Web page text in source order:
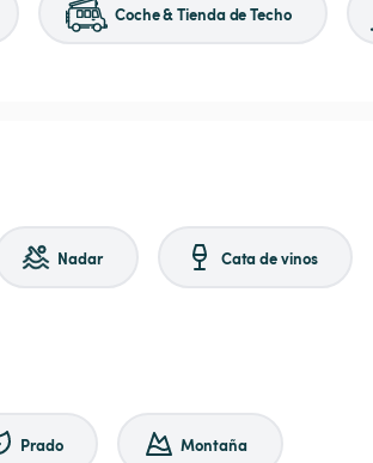
Coche & Tienda de Techo
Nadar Cata de vinos
Prado Montaña